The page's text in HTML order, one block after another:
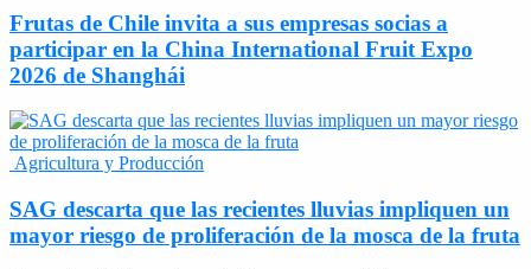
Frutas de Chile invita a sus empresas socias a
participar en la China International Fruit Expo
2026 de Shanghái
Agricultura y Producción
SAG descarta que las recientes lluvias impliquen un
mayor riesgo de proliferación de la mosca de la fruta